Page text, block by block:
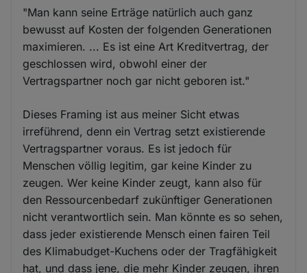
"Man kann seine Erträge natürlich auch ganz
bewusst auf Kosten der folgenden Generationen
maximieren. ... Es ist eine Art Kreditvertrag, der
geschlossen wird, obwohl einer der
Vertragspartner noch gar nicht geboren ist."
Dieses Framing ist aus meiner Sicht etwas
irreführend, denn ein Vertrag setzt existierende
Vertragspartner voraus. Es ist jedoch für
Menschen völlig legitim, gar keine Kinder zu
zeugen. Wer keine Kinder zeugt, kann also für
den Ressourcenbedarf zukünftiger Generationen
nicht verantwortlich sein. Man könnte es so sehen,
dass jeder existierende Mensch einen fairen Teil
des Klimabudget-Kuchens oder der Tragfähigkeit
hat, und dass jene, die mehr Kinder zeugen, ihren